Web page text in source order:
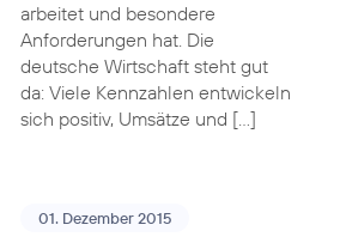
arbeitet und besondere
Anforderungen hat. Die
deutsche Wirtschaft steht gut
da: Viele Kennzahlen entwickeln
sich positiv, Umsätze und […]
01. Dezember 2015